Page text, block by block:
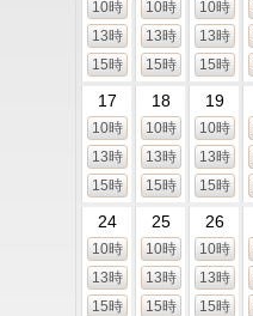
10時
13時
15時
10時
13時
15時
10時
13時
15時
17
10時
13時
15時
18
10時
13時
15時
19
10時
13時
15時
24
10時
13時
15時
25
10時
13時
15時
26
10時
13時
15時